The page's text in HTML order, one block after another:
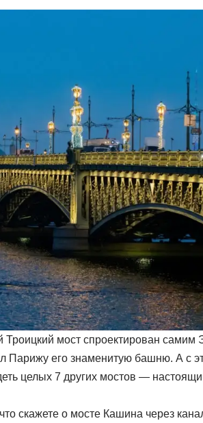
Троицкий мост спроектирован
его знаменитую башню. А с
целых 7 других мостов —
скажете о мосте Кашина через